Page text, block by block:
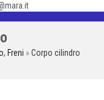
, Freni »Corpo cilindro